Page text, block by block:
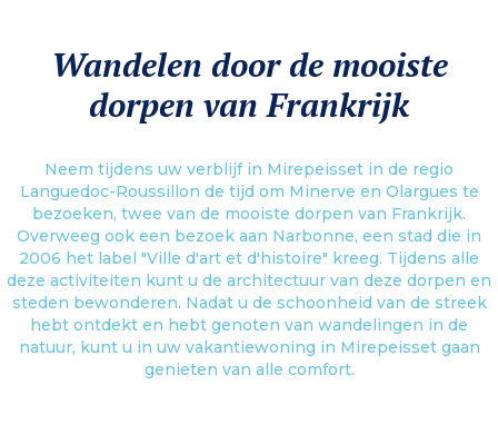
Wandelen door de mooiste
dorpen van Frankrijk
Neem tijdens uw verblijf in Mirepeisset in de regio
Languedoc-Roussillon de tijd om Minerve en Olargues te
bezoeken, twee van de mooiste dorpen van Frankrijk.
Overweeg ook een bezoek aan Narbonne, een stad die in
2006 het label "Ville d'art et d'histoire" kreeg. Tijdens alle
deze activiteiten kunt u de architectuur van deze dorpen en
steden bewonderen. Nadat u de schoonheid van de streek
hebt ontdekt en hebt genoten van wandelingen in de
natuur, kunt u in uw vakantiewoning in Mirepeisset gaan
genieten van alle comfort.